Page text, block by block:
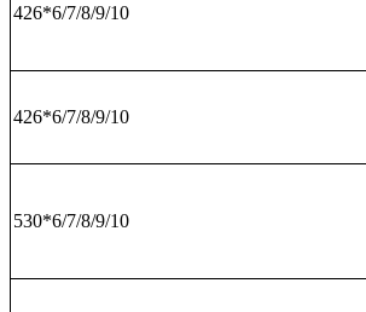
426*6/7/8/9/10
426*6/7/8/9/10
530*6/7/8/9/10